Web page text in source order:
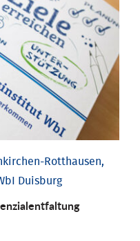
Rotthausen,
Duisburg